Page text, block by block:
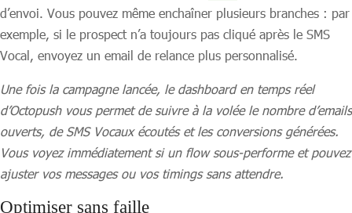
d’envoi. Vous pouvez même enchaîner plusieurs branches : par
exemple, si le prospect n’a toujours pas cliqué après le SMS
Vocal, envoyez un email de relance plus personnalisé.
Une fois la campagne lancée, le dashboard en temps réel
d’Octopush vous permet de suivre à la volée le nombre d’emails
ouverts, de SMS Vocaux écoutés et les conversions générées.
Vous voyez immédiatement si un flow sous-performe et pouvez
ajuster vos messages ou vos timings sans attendre.
Optimiser sans faille